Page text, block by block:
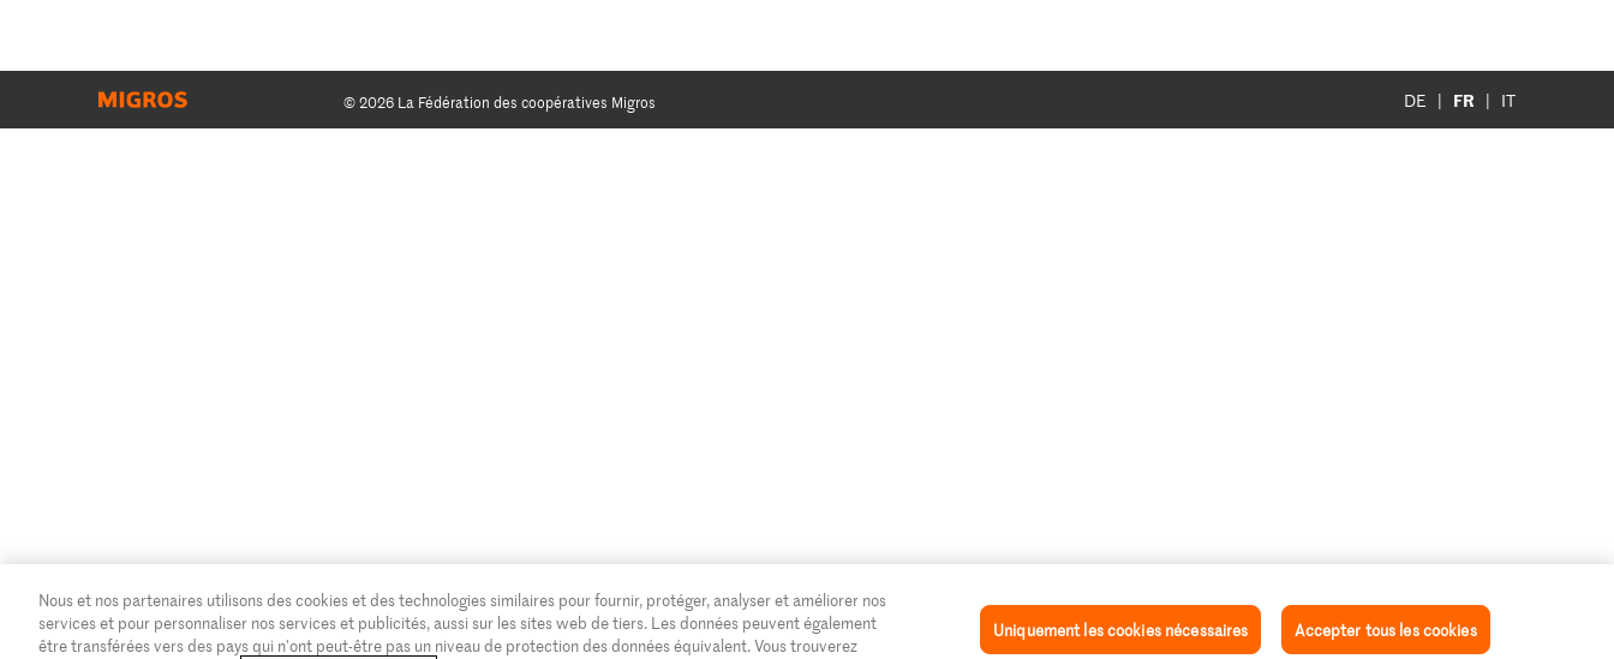
© 2026 La Fédération des coopératives Migros DE FR IT
Nous et nos partenaires utilisons des cookies et des technologies similaires pour fournir, protéger, analyser et améliorer nos
services et pour personnaliser nos services et publicités, aussi sur les sites web de tiers. Les données peuvent également
être transférées vers des pays qui n'ont peut-être pas un niveau de protection des données équivalent. Vous trouverez
Uniquement les cookies nécessaires Accepter tous les cookies